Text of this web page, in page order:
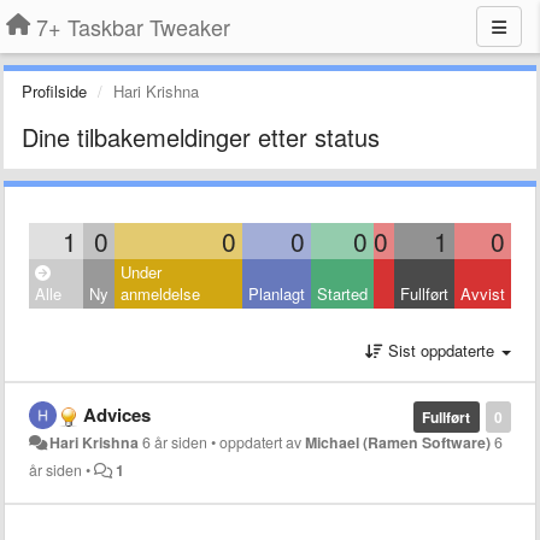
7+ Taskbar Tweaker
Profilside Hari Krishna
Dine tilbakemeldinger etter status
1 0 0 0 0 0 1 0
Alle Ny
Under
anmeldelse
Planlagt Started Fullført Avvist
Sist oppdaterte
0
Fullført
Advices
Hari Krishna6 år siden •oppdatert avMichael (Ramen Software)6
år siden • 1